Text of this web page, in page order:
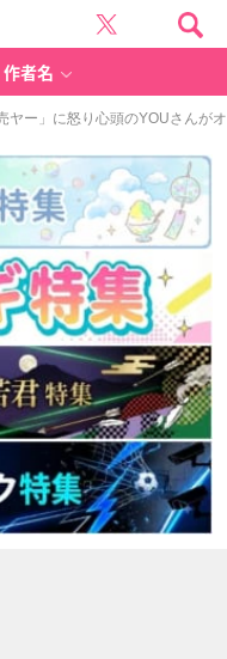
作者名
ヤー」に怒り心頭のYOUさんが